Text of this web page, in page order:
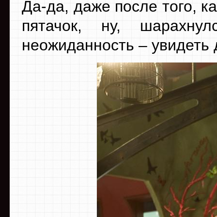
Да-да, даже после того,
пятачок, ну,
неожиданность –